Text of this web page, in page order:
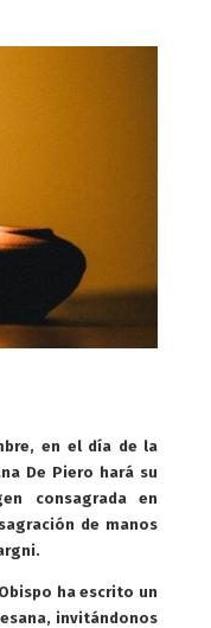
en el día de la
De Piero hará su
consagrada en
de manos
ha escrito un
invitándonos